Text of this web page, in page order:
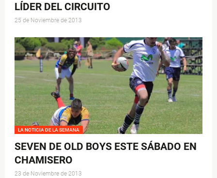
LÍDER DEL CIRCUITO
25 de Noviembre de 2013
LA NOTICIA DE LA SEMANA
SEVEN DE OLD BOYS ESTE SÁBADO EN
CHAMISERO
23 de Noviembre de 2013